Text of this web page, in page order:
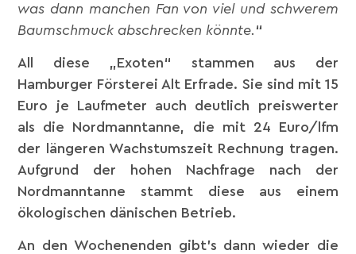
was dann manchen Fan von viel und schwerem
Baumschmuck abschrecken könnte. “
All diese „Exoten“ stammen aus der
Hamburger Försterei Alt Erfrade. Sie sind mit 15
Euro je Laufmeter auch deutlich preiswerter
als die Nordmanntanne, die mit 24 Euro/lfm
der längeren Wachstumszeit Rechnung tragen.
Aufgrund der hohen Nachfrage nach der
Nordmanntanne stammt diese aus einem
ökologischen dänischen Betrieb.
An den Wochenenden gibt’s dann wieder die